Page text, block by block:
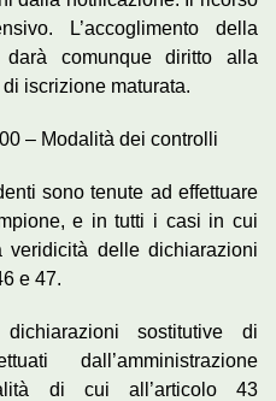
L’accoglimento della
darà comunque diritto alla
iscrizione maturata.
– Modalità dei controlli
sono tenute ad effettuare
e in tutti i casi in cui
delle dichiarazioni
e 47.
sostitutive di
dall’amministrazione
di cui all’articolo 43